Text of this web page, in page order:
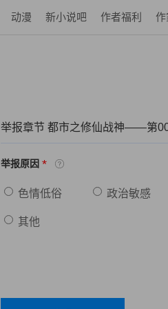
动漫 新小说吧 作者福利 作
举报章节 都市之修仙战神——第
举报原因 *
色情低俗 政治敏感
其他